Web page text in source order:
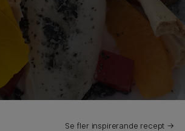
Se fler inspirerande recept →